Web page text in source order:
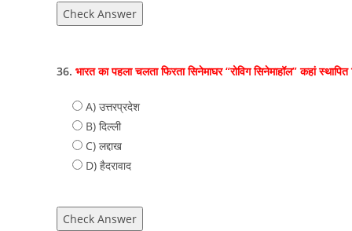
Check Answer
36. भारत का पहला चलता फिरता सिनेमाघर “रोविग सिनेमाहॉल” कहां स्थापित
A) उत्तरप्रदेश
B) दिल्‍ली
C) लद्दाख
D) हैदरावाद
Check Answer